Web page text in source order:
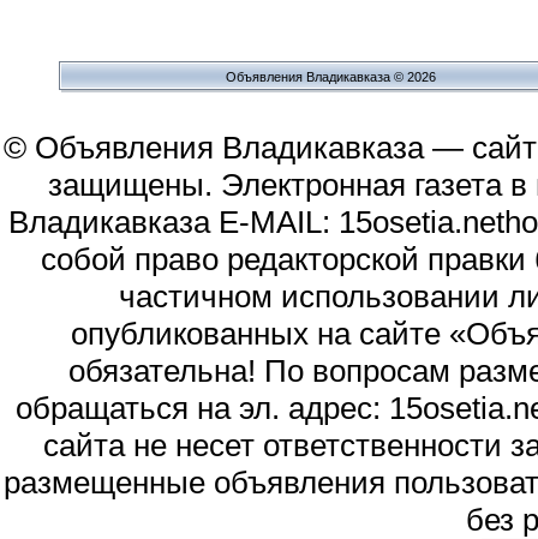
Объявления Владикавказа © 2026
© Объявления Владикавказа —
защищены. Электронная газета
Владикавказа E-MAIL:
собой право редакторской
частичном использовании
опубликованных на сайте
обязательна! По вопросам
обращаться на эл. адрес:
сайта не несет
размещенные объявления
без